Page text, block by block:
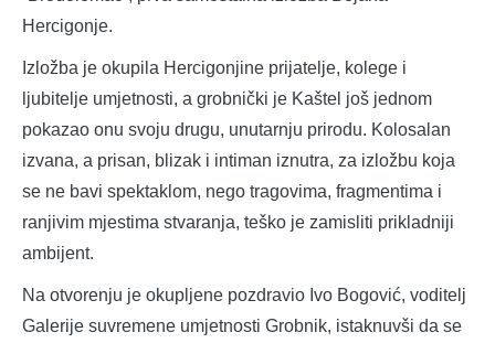
Hercigonje.
Izložba je okupila Hercigonjine prijatelje, kolege i
ljubitelje umjetnosti, a grobnički je Kaštel još jednom
pokazao onu svoju drugu, unutarnju prirodu. Kolosalan
izvana, a prisan, blizak i intiman iznutra, za izložbu koja
se ne bavi spektaklom, nego tragovima, fragmentima i
ranjivim mjestima stvaranja, teško je zamisliti prikladniji
ambijent.
Na otvorenju je okupljene pozdravio Ivo Bogović, voditelj
Galerije suvremene umjetnosti Grobnik, istaknuvši da se